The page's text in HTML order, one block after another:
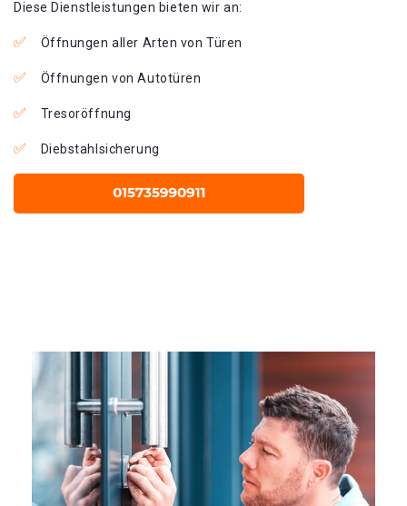
Diese Dienstleistungen bieten wir an:
Öffnungen aller Arten von Türen
Öffnungen von Autotüren
Tresoröffnung
Diebstahlsicherung